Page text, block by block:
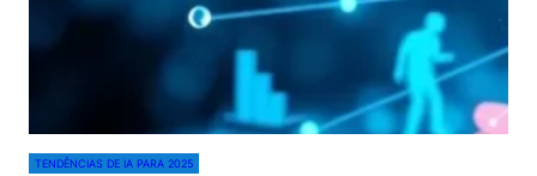
A
L
H
O
TENDÊNCIAS DE IA PARA 2025